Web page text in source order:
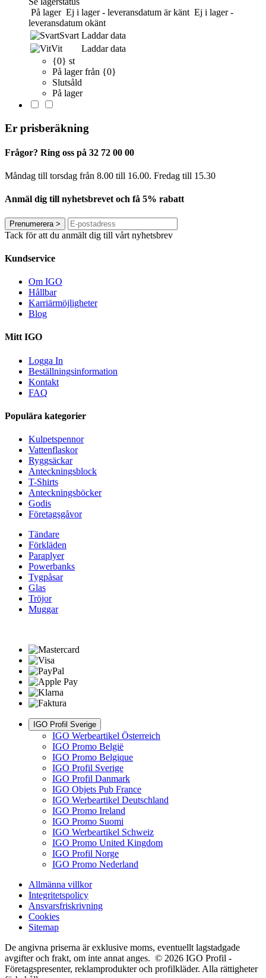
På lager Ej i lager - leveransdatum är känt Ej i lager -
leveransdatum okänt
Svart Laddar data
Vit
Laddar data
{0} st
På lager från {0}
Slutsåld
På lager
Er prisberäkning
Frågor? Ring oss på 32 72 00 00
Måndag till torsdag från 8.00 till 16.00. Fredag ​​till 15.30
Anmäl dig till nyhetsbrevet och få 5% rabatt
Prenumerera >
Tack för att du anmält dig till vårt nyhetsbrev
Kundservice
Om IGO
Hållbar
Karriärmöjligheter
Blog
Mitt IGO
Logga In
Beställningsinformation
Kontakt
FAQ
Populära kategorier
Kulpetspennor
Vattenflaskor
Ryggsäckar
Anteckningsblock
T-Shirts
Anteckningsböcker
Godis
Företagsgåvor
Tändare
Förkläden
Paraplyer
Powerbanks
Tygpåsar
Glas
Tröjor
Muggar
IGO Profil Sverige
IGO Werbeartikel Österreich
IGO Promo België
IGO Promo Belgique
IGO Profil Sverige
IGO Profil Danmark
IGO Objets Pub France
IGO Werbeartikel Deutschland
IGO Promo Ireland
IGO Promo Suomi
IGO Werbeartikel Schweiz
IGO Promo United Kingdom
IGO Profil Norge
IGO Promo Nederland
Allmänna villkor
Integritetspolicy
Ansvarsfriskrivning
Cookies
Sitemap
De angivna priserna är exklusive moms, eventuellt lagstadgade
avgifter och frakt, om inte annat anges. © 2026 IGO Profil -
Företagspresenter, reklamprodukter och profilkläder. Alla rättigheter